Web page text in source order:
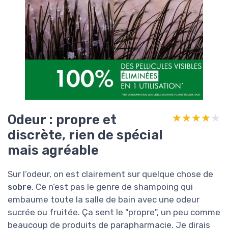
Odeur : propre et
discrète, rien de spécial
mais agréable
★★★★★
★★★★★
Sur l’odeur, on est clairement sur quelque chose de
sobre. Ce n’est pas le genre de shampoing qui
embaume toute la salle de bain avec une odeur
sucrée ou fruitée. Ça sent le "propre", un peu comme
beaucoup de produits de parapharmacie. Je dirais